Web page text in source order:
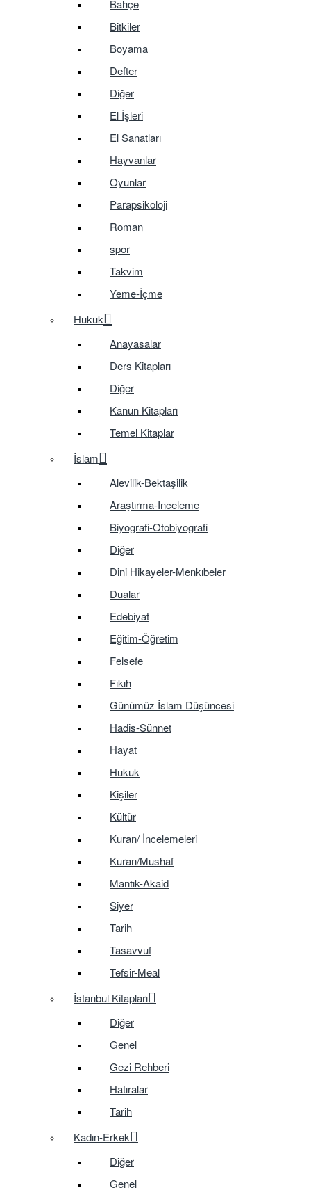
Bahçe
Bitkiler
Boyama
Defter
Diğer
El İşleri
El Sanatları
Hayvanlar
Oyunlar
Parapsikoloji
Roman
spor
Takvim
Yeme-İçme
Hukuk
Anayasalar
Ders Kitapları
Diğer
Kanun Kitapları
Temel Kitaplar
İslam
Alevilik-Bektaşilik
Araştırma-Inceleme
Biyografi-Otobiyografi
Diğer
Dini Hikayeler-Menkıbeler
Dualar
Edebiyat
Eğitim-Öğretim
Felsefe
Fıkıh
Günümüz İslam Düşüncesi
Hadis-Sünnet
Hayat
Hukuk
Kişiler
Kültür
Kuran/ İncelemeleri
Kuran/Mushaf
Mantık-Akaid
Siyer
Tarih
Tasavvuf
Tefsir-Meal
İstanbul Kitapları
Diğer
Genel
Gezi Rehberi
Hatıralar
Tarih
Kadın-Erkek
Diğer
Genel